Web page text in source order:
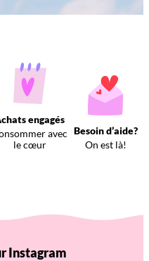
engagés
avec
le cœur
Besoin d’aide?
On est là!
Instagram